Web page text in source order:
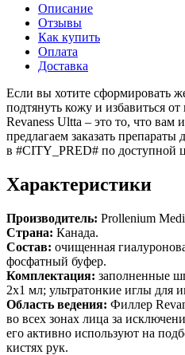
Описание
Отзывы
Как купить
Оплата
Доставка
Если вы хотите сформировать
подтянуть кожу и избавиться
Revaness Ultta – это то, что вам
предлагаем заказать
в #CITY_PRED# по доступной
Характеристики
Производитель: Prollenium
Страна: Канада.
Состав: очищенная
фосфатный буфер.
Комплектация: заполненные
2х1 мл; ультратонкие иглы для
Область ведения: Филлер
во всех зонах лица за
его активно используют на
кистях рук.